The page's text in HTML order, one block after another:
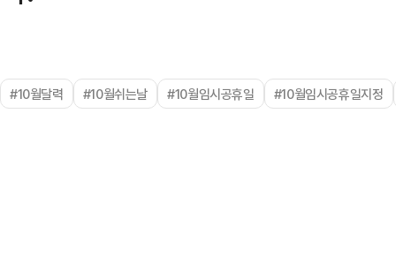
#10월달력 #10월쉬는날 #10월임시공휴일 #10월임시공휴일지정